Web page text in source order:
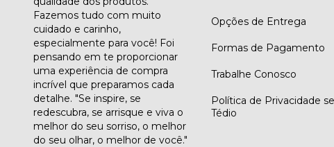
Fazemos tudo com muito
cuidado e carinho,
especialmente para você! Foi
pensando em te proporcionar
uma experiência de compra
incrível que preparamos cada
detalhe. "Se inspire, se
redescubra, se arrisque e viva o
melhor do seu sorriso, o melhor
do seu olhar, o melhor de você."
Opções de Entrega
Formas de Pagamento
Trabalhe Conosco
Política de Privacidade
Tédio